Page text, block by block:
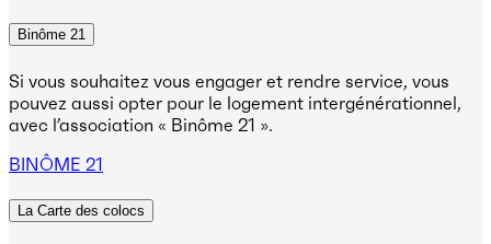
Binôme 21
Si vous souhaitez vous engager et rendre service, vous
pouvez aussi opter pour le logement intergénérationnel,
avec l’association « Binôme 21 ».
BINÔME 21
La Carte des colocs